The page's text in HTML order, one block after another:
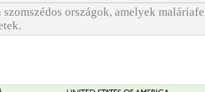
szomszédos országok, amelyek